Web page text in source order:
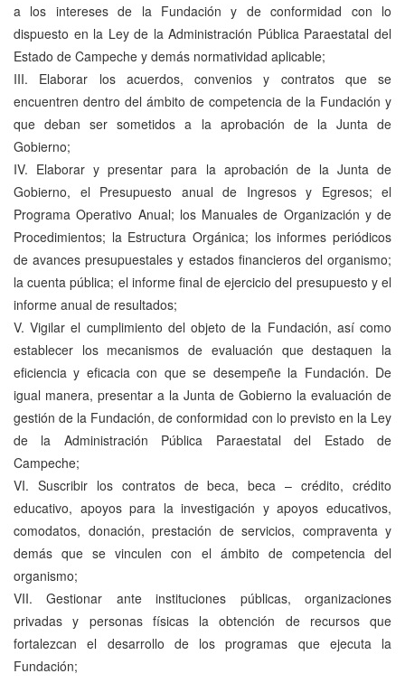
a los intereses de la Fundación y de conformidad con lo
dispuesto en la Ley de la Administración Pública Paraestatal del
Estado de Campeche y demás normatividad aplicable;
III. Elaborar los acuerdos, convenios y contratos que se
encuentren dentro del ámbito de competencia de la Fundación y
que deban ser sometidos a la aprobación de la Junta de
Gobierno;
IV. Elaborar y presentar para la aprobación de la Junta de
Gobierno, el Presupuesto anual de Ingresos y Egresos; el
Programa Operativo Anual; los Manuales de Organización y de
Procedimientos; la Estructura Orgánica; los informes periódicos
de avances presupuestales y estados financieros del organismo;
la cuenta pública; el informe final de ejercicio del presupuesto y el
informe anual de resultados;
V. Vigilar el cumplimiento del objeto de la Fundación, así como
establecer los mecanismos de evaluación que destaquen la
eficiencia y eficacia con que se desempeñe la Fundación. De
igual manera, presentar a la Junta de Gobierno la evaluación de
gestión de la Fundación, de conformidad con lo previsto en la Ley
de la Administración Pública Paraestatal del Estado de
Campeche;
VI. Suscribir los contratos de beca, beca – crédito, crédito
educativo, apoyos para la investigación y apoyos educativos,
comodatos, donación, prestación de servicios, compraventa y
demás que se vinculen con el ámbito de competencia del
organismo;
VII. Gestionar ante instituciones públicas, organizaciones
privadas y personas físicas la obtención de recursos que
fortalezcan el desarrollo de los programas que ejecuta la
Fundación;